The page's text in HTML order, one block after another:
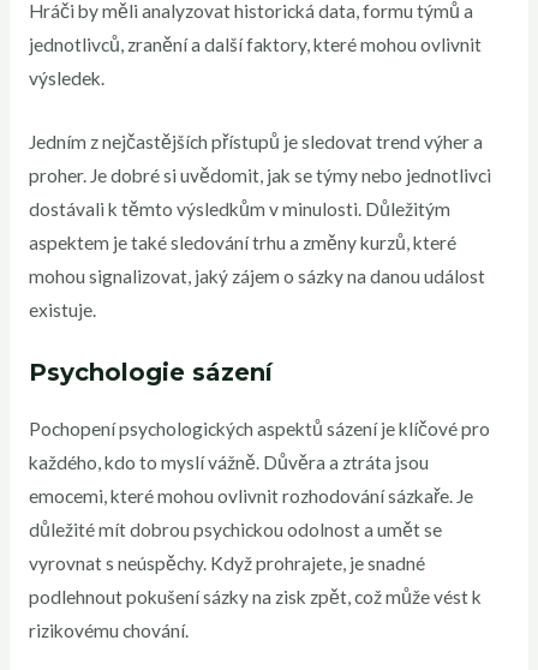
Hráči by měli analyzovat historická data, formu týmů a
jednotlivců, zranění a další faktory, které mohou ovlivnit
výsledek.
Jedním z nejčastějších přístupů je sledovat trend výher a
proher. Je dobré si uvědomit, jak se týmy nebo jednotlivci
dostávali k těmto výsledkům v minulosti. Důležitým
aspektem je také sledování trhu a změny kurzů, které
mohou signalizovat, jaký zájem o sázky na danou událost
existuje.
Psychologie sázení
Pochopení psychologických aspektů sázení je klíčové pro
každého, kdo to myslí vážně. Důvěra a ztráta jsou
emocemi, které mohou ovlivnit rozhodování sázkaře. Je
důležité mít dobrou psychickou odolnost a umět se
vyrovnat s neúspěchy. Když prohrajete, je snadné
podlehnout pokušení sázky na zisk zpět, což může vést k
rizikovému chování.